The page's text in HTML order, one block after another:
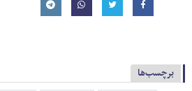
برچسب‌ها